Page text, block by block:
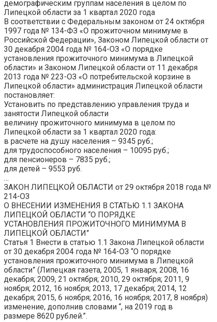
демографическим группам населения в целом по
Липецкой области за 1 квартал 2020 года
В соответствии с Федеральным законом от 24 октября
1997 года № 134-ФЗ «О прожиточном минимуме в
Российской Федерации», Законом Липецкой области от
30 декабря 2004 года № 164-ОЗ «О порядке
установления прожиточного минимума в Липецкой
области» и Законом Липецкой области от 11 декабря
2013 года № 223-ОЗ «О потребительской корзине в
Липецкой области» администрация Липецкой области
постановляет:
Установить по представлению управления труда и
занятости Липецкой области
величину прожиточного минимума в целом по
Липецкой области за 1 квартал 2020 года:
в расчете на душу населения – 9345 руб.;
для трудоспособного населения – 10095 руб.;
для пенсионеров – 7835 руб.;
для детей – 9553 руб.
…
ЗАКОН ЛИПЕЦКОЙ ОБЛАСТИ от 29 октября 2018 года №
214-ОЗ
О ВНЕСЕНИИ ИЗМЕНЕНИЯ В СТАТЬЮ 1.1 ЗАКОНА
ЛИПЕЦКОЙ ОБЛАСТИ “О ПОРЯДКЕ
УСТАНОВЛЕНИЯ ПРОЖИТОЧНОГО МИНИМУМА В
ЛИПЕЦКОЙ ОБЛАСТИ”
Статья 1 Внести в статью 1.1 Закона Липецкой области
от 30 декабря 2004 года № 164-ОЗ “О порядке
установления прожиточного минимума в Липецкой
области” (Липецкая газета, 2005, 1 января; 2008, 16
декабря; 2009, 21 октября; 2010, 29 октября; 2011, 9
ноября; 2012, 16 ноября; 2013, 17 декабря; 2014, 12
декабря; 2015, 6 ноября; 2016, 16 ноября; 2017, 8 ноября)
изменение, дополнив словами “, на 2019 год в
размере 8620 рублей.”.